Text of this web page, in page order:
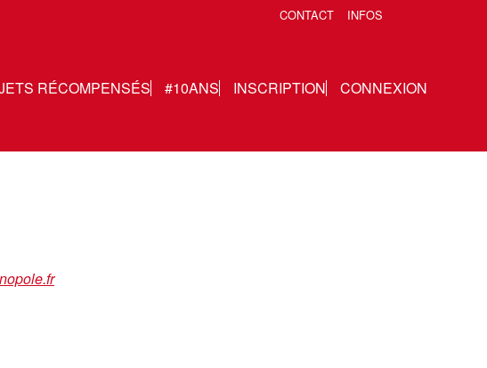
RÉCOMPENSÉS #10ANS INSCRIPTION CONNEXION
CONTACT INFOS